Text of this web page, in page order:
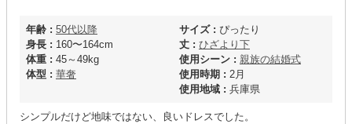
年齢 : 50代以降
身長 : 160〜164cm
体重 : 45～49kg
体型 : 華奢
サイズ : ぴったり
丈 : ひざより下
使用シーン : 親族の結婚式
使用時期 : 2月
使用地域 : 兵庫県
シンプルだけど地味ではない、良いドレスでした。